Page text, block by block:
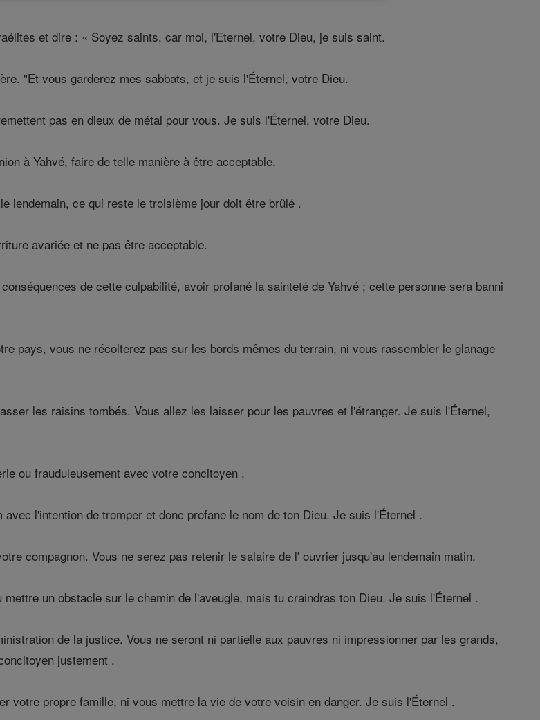
et dire : « Soyez saints, car moi, l'Eternel, votre Dieu, je suis saint.
"Et vous garderez mes sabbats, et je suis l'Éternel, votre Dieu.
pas en dieux de métal pour vous. Je suis l'Éternel, votre Dieu.
à Yahvé, faire de telle manière à être acceptable.
lendemain, ce qui reste le troisième jour doit être brûlé .
avariée et ne pas être acceptable.
de cette culpabilité, avoir profané la sainteté de Yahvé ; cette personne sera banni
pays, vous ne récolterez pas sur les bords mêmes du terrain, ni vous rassembler le glanage
les raisins tombés. Vous allez les laisser pour les pauvres et l'étranger. Je suis l'Éternel,
ou frauduleusement avec votre concitoyen .
l'intention de tromper et donc profane le nom de ton Dieu. Je suis l'Éternel .
compagnon. Vous ne serez pas retenir le salaire de l' ouvrier jusqu'au lendemain matin.
un obstacle sur le chemin de l'aveugle, mais tu craindras ton Dieu. Je suis l'Éternel .
de la justice. Vous ne seront ni partielle aux pauvres ni impressionner par les grands,
justement .
votre propre famille, ni vous mettre la vie de votre voisin en danger. Je suis l'Éternel .